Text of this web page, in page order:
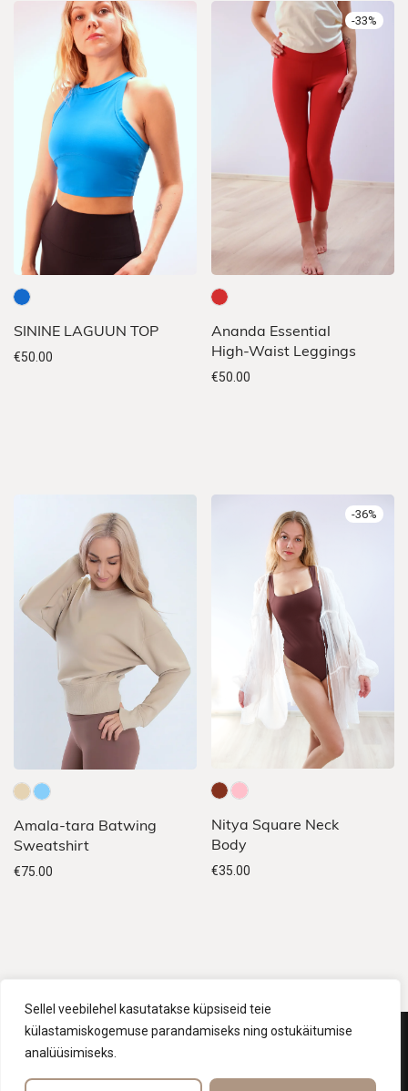
Sellel veebilehel kasutatakse küpsiseid teie
külastamiskogemuse parandamiseks ning ostukäitumise
analüüsimiseks.
Sellel
tootel
SININE LAGUUN TOP
€50.00
-33%
Sellel
tootel
on
tootelehel.
Ananda Essential
High-Waist Leggings
€50.00
tootel
on
saab
teha
tootelehel.
Amala-tara Batwing
Sweatshirt
€75.00
-36%
tootel
on
saab
teha
tootelehel.
Nitya Square Neck
Body
€35.00
Müügitingimused
Privaatsuspoliitika